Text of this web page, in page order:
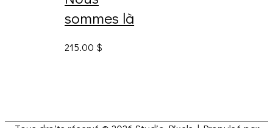
sommes là
215.00 $